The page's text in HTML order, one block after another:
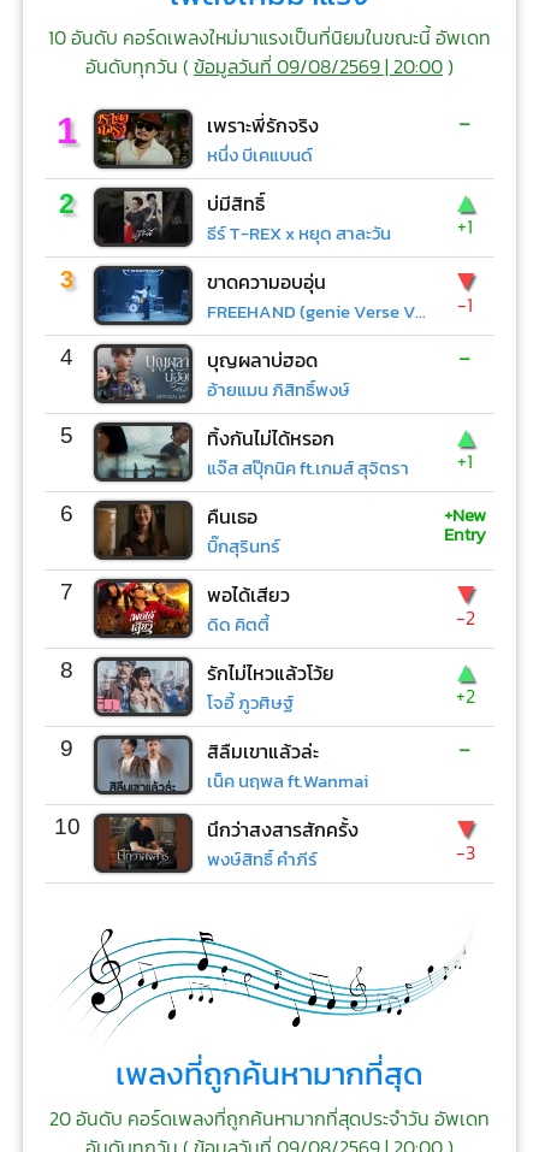
10 อันดับ คอร์ดเพลงใหม่มาแรงเป็นที่นิยมในขณะนี้ อัพเดท
อันดับทุกวัน (ข้อมูลวันที่ 09/08/2569 | 20:00)
1 เพราะพี่รักจริง
หนึ่ง บีเคแบนด์
-
2 บ่มีสิทธิ์
ธีร์ T-REX x หยุด สาละวัน
▲
+1
3 ขาดความอบอุ่น
FREEHAND (genie Verse Vol.1)
▼
-1
4 บุญผลาบ่ฮอด
อ้ายแมน ภิสิทธิ์พงษ์
-
5 ทิ้งกันไม่ได้หรอก
แจ๊ส สปุ๊กนิค ft.เกมส์ สุจิตรา
▲
+1
6 คืนเธอ
บิ๊กสุรินทร์
+New
Entry
7 พอได้เสียว
ดิด คิตตี้
▼
-2
8 รักไม่ไหวแล้วโว้ย
โจอี้ ภูวศิษฐ์
▲
+2
9 สิลืมเขาแล้วล่ะ
เน็ค นฤพล ft.Wanmai
-
10 นึกว่าสงสารสักครั้ง
พงษ์สิทธิ์ คำภีร์
▼
-3
เพลงที่ถูกค้นหามากที่สุด
20 อันดับ คอร์ดเพลงที่ถูกค้นหามากที่สุดประจำวัน อัพเดท